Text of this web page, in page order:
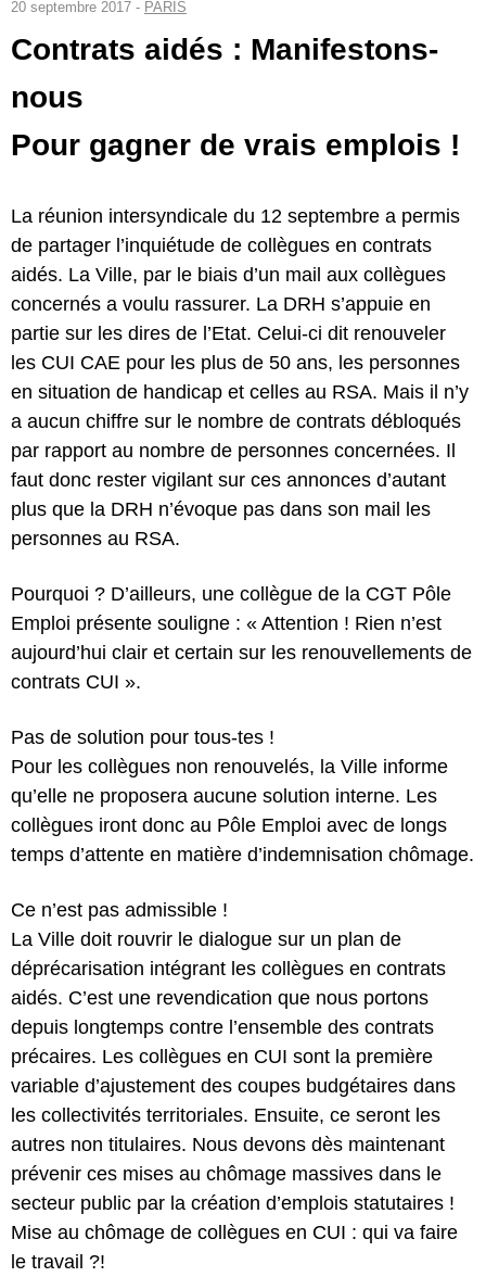
20 septembre 2017 - PARIS
Contrats aidés : Manifestons-
nous
Pour gagner de vrais emplois !
La réunion intersyndicale du 12 septembre a permis
de partager l’inquiétude de collègues en contrats
aidés. La Ville, par le biais d’un mail aux collègues
concernés a voulu rassurer. La DRH s’appuie en
partie sur les dires de l’Etat. Celui-ci dit renouveler
les CUI CAE pour les plus de 50 ans, les personnes
en situation de handicap et celles au RSA. Mais il n’y
a aucun chiffre sur le nombre de contrats débloqués
par rapport au nombre de personnes concernées. Il
faut donc rester vigilant sur ces annonces d’autant
plus que la DRH n’évoque pas dans son mail les
personnes au RSA.
Pourquoi ? D’ailleurs, une collègue de la CGT Pôle
Emploi présente souligne : « Attention ! Rien n’est
aujourd’hui clair et certain sur les renouvellements de
contrats CUI ».
Pas de solution pour tous-tes !
Pour les collègues non renouvelés, la Ville informe
qu’elle ne proposera aucune solution interne. Les
collègues iront donc au Pôle Emploi avec de longs
temps d’attente en matière d’indemnisation chômage.
Ce n’est pas admissible !
La Ville doit rouvrir le dialogue sur un plan de
déprécarisation intégrant les collègues en contrats
aidés. C’est une revendication que nous portons
depuis longtemps contre l’ensemble des contrats
précaires. Les collègues en CUI sont la première
variable d’ajustement des coupes budgétaires dans
les collectivités territoriales. Ensuite, ce seront les
autres non titulaires. Nous devons dès maintenant
prévenir ces mises au chômage massives dans le
secteur public par la création d’emplois statutaires !
Mise au chômage de collègues en CUI : qui va faire
le travail ?!